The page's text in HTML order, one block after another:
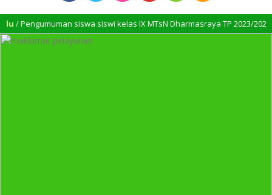
siswa siswi kelas IX MTsN Dharmasraya TP 2023/2024 Resmi